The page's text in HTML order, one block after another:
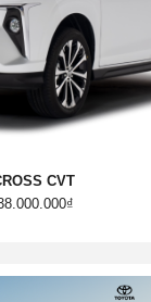
CVT